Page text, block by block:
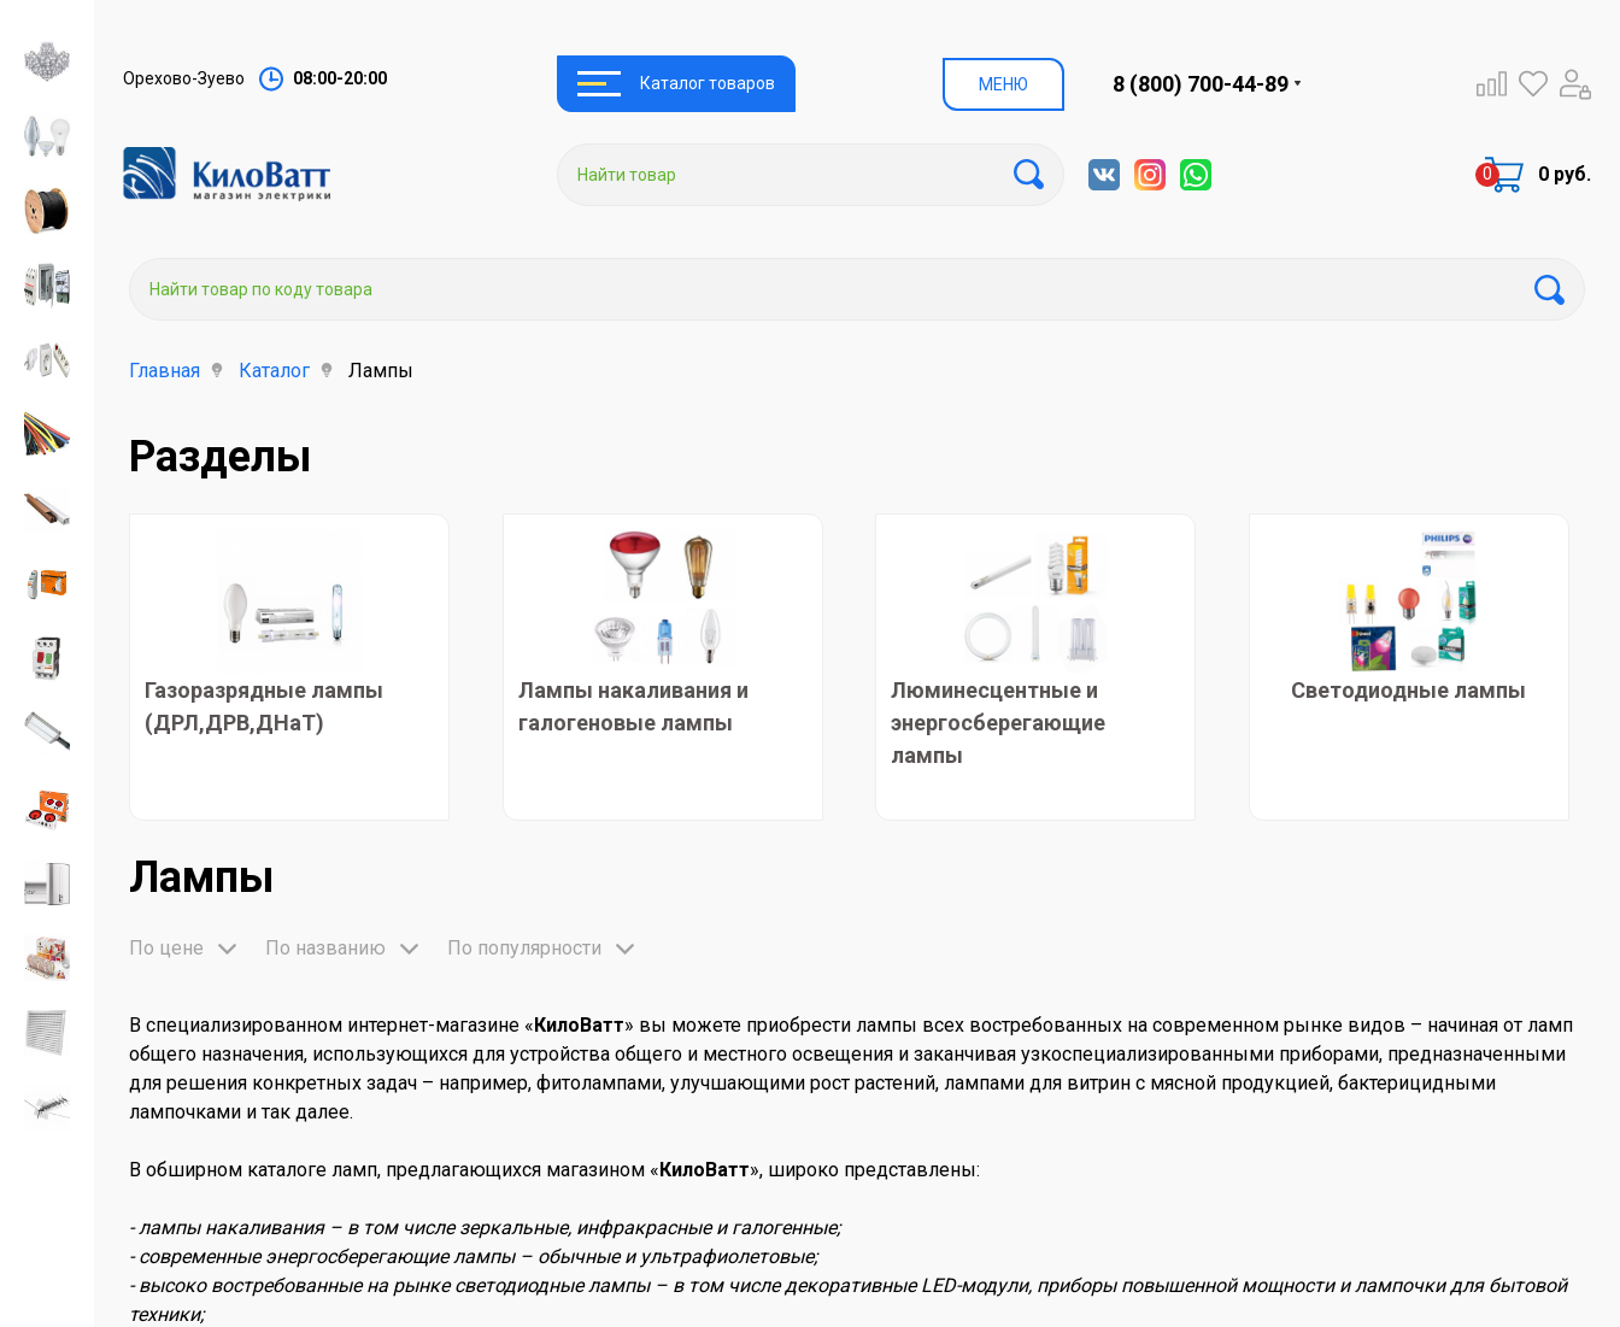
Орехово-Зуево 08:00-20:00 Каталог товаров МЕНЮ 8 (800) 700-44-89
0 руб.
Главная Каталог Лампы
Разделы
Газоразрядные лампы
(ДРЛ,ДРВ,ДНаТ)
Лампы накаливания и
галогеновые лампы
Люминесцентные и
энергосберегающие
лампы
Светодиодные лампы
Лампы
По цене По названию По популярности
В специализированном интернет-магазине «КилоВатт» вы можете приобрести лампы всех востребованных на современном рынке видов – начиная от ламп
общего назначения, использующихся для устройства общего и местного освещения и заканчивая узкоспециализированными приборами, предназначенными
для решения конкретных задач – например, фитолампами, улучшающими рост растений, лампами для витрин с мясной продукцией, бактерицидными
лампочками и так далее.
В обширном каталоге ламп, предлагающихся магазином «КилоВатт», широко представлены:
- лампы накаливания – в том числе зеркальные, инфракрасные и галогенные;
- современные энергосберегающие лампы – обычные и ультрафиолетовые;
- высоко востребованные на рынке светодиодные лампы – в том числе декоративные LED-модули, приборы повышенной мощности и лампочки для бытовой
техники;